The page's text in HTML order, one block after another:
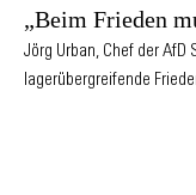
„Beim Frieden
Jörg Urban, Chef der AfD
lagerübergreifende